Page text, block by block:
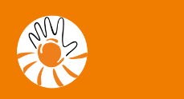
treści